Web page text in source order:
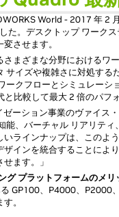
World - 2017 年 2
た。デスクトップ ワーク
させます。
まざまな分野における
サイズや複雑さに対処す
クフローとシミュレー
比較して最大 2 倍のパフ
ーション事業のヴァイ
能、バーチャル リアリテ
ラインナップは、このよ
インを統合することに
ます。」
グ プラットフォームのメリ
GP100、P4000、
。